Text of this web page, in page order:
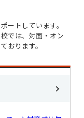
ートしています。
では、対面・オン
おります。